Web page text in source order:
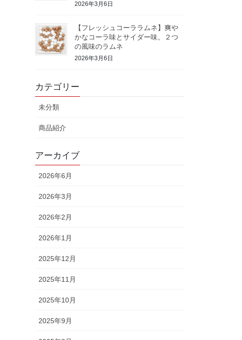
2026年3月6日
【フレッシュコーララムネ】爽や
かなコーラ味とサイダー味。２つ
の風味のラムネ
2026年3月6日
カテゴリー
未分類
商品紹介
アーカイブ
2026年6月
2026年3月
2026年2月
2026年1月
2025年12月
2025年11月
2025年10月
2025年9月